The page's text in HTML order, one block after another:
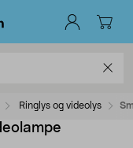
Ringlys og videolys